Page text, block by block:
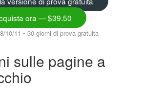
ora — $39.50
10/11 • 30 giorni di prova gratuita
sulle pagine a